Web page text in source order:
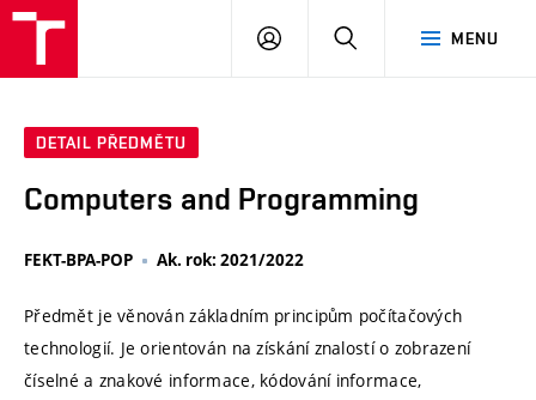
MENU
PŘIHLÁSIT
DETAIL PŘEDMĚTU
Computers and Programming
FEKT-BPA-POP Ak. rok: 2021/2022
Předmět je věnován základním principům počítačových
technologií. Je orientován na získání znalostí o zobrazení
číselné a znakové informace, kódování informace,